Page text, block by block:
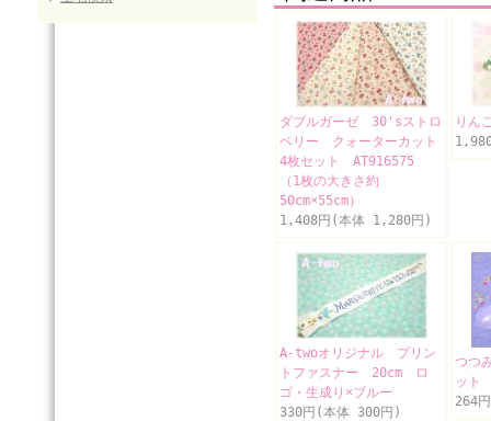
ダブルガーゼ 30'sストロ
ベリー クォーターカット
4枚セット AT916575
（1枚の大きさ約
50cm×55cm）
1,408円(本体 1,280円)
りん
A-twoオリジナル プリン
トファスナー 20cm ロ
ゴ・生成り×ブルー
330円(本体 300円)
つつ
ット
264